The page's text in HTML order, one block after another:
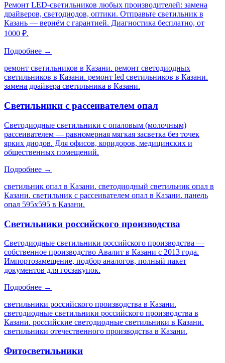
Ремонт LED-светильников любых производителей: замена
драйверов, светодиодов, оптики. Отправьте светильник в
Казань — вернём с гарантией. Диагностика бесплатно, от
1000 ₽.
Подробнее →
ремонт светильников в Казани. ремонт светодиодных
светильников в Казани. ремонт led светильников в Казани.
замена драйвера светильника в Казани.
Светильники с рассеивателем опал
Светодиодные светильники с опаловым (молочным)
рассеивателем — равномерная мягкая засветка без точек
ярких диодов. Для офисов, коридоров, медицинских и
общественных помещений.
Подробнее →
светильник опал в Казани. светодиодный светильник опал в
Казани. светильник с рассеивателем опал в Казани. панель
опал 595х595 в Казани.
Светильники российского производства
Светодиодные светильники российского производства —
собственное производство Авалит в Казани с 2013 года.
Импортозамещение, подбор аналогов, полный пакет
документов для госзакупок.
Подробнее →
светильники российского производства в Казани.
светодиодные светильники российского производства в
Казани. российские светодиодные светильники в Казани.
светильники отечественного производства в Казани.
Фитосветильники